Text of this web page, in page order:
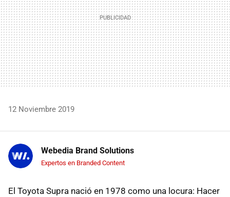
12 Noviembre 2019
Webedia Brand Solutions
Expertos en Branded Content
El Toyota Supra nació en 1978 como una locura: Hacer